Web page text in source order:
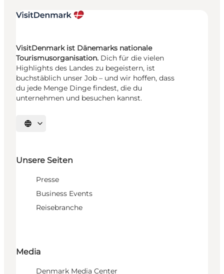
VisitDenmark ist Dänemarks nationale
Tourismusorganisation. Dich für die vielen
Highlights des Landes zu begeistern, ist
buchstäblich unser Job – und wir hoffen, dass
du jede Menge Dinge findest, die du
unternehmen und besuchen kannst.
Sprache auswählen
Unsere Seiten
Presse
Business Events
Reisebranche
Media
Denmark Media Center